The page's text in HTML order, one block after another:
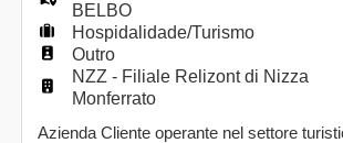
BELBO
Hospidalidade/Turismo
Outro
NZZ - Filiale Relizont di Nizza
Monferrato
Azienda Cliente operante nel settore